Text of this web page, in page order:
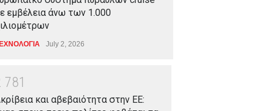
εμβέλεια άνω των 1.000
July 2, 2026
781
και αβεβαιότητα στην ΕΕ: